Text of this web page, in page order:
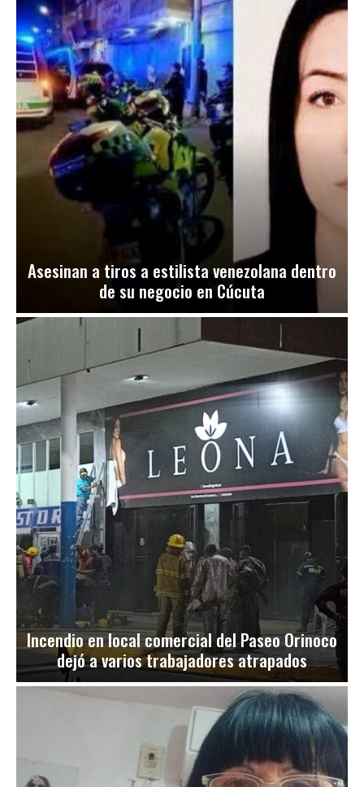
Asesinan a tiros a estilista venezolana dentro
de su negocio en Cúcuta
Incendio en local comercial del Paseo Orinoco
dejó a varios trabajadores atrapados